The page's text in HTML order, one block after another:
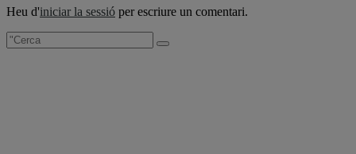
Heu d'iniciar la sessió per escriure un comentari.